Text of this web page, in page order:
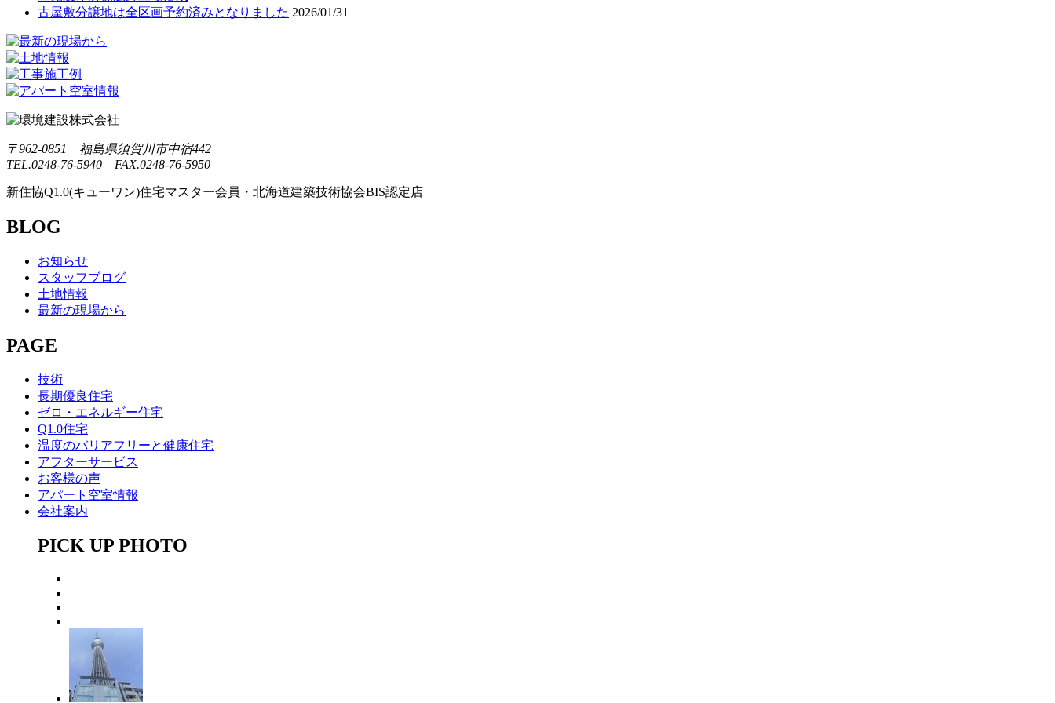
古屋敷分譲地は全区画予約済みとなりました 2026/01/31
〒962-0851 福島県須賀川市中宿442
TEL.0248-76-5940 FAX.0248-76-5950
新住協Q1.0(キューワン)住宅マスター会員・北海道建築技術協会BIS認定店
BLOG
お知らせ
スタッフブログ
土地情報
最新の現場から
PAGE
技術
長期優良住宅
ゼロ・エネルギー住宅
Q1.0住宅
温度のバリアフリーと健康住宅
アフターサービス
お客様の声
アパート空室情報
会社案内
PICK UP PHOTO